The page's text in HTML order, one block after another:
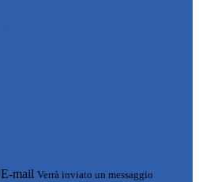
E-mail Verrà inviato un messaggio